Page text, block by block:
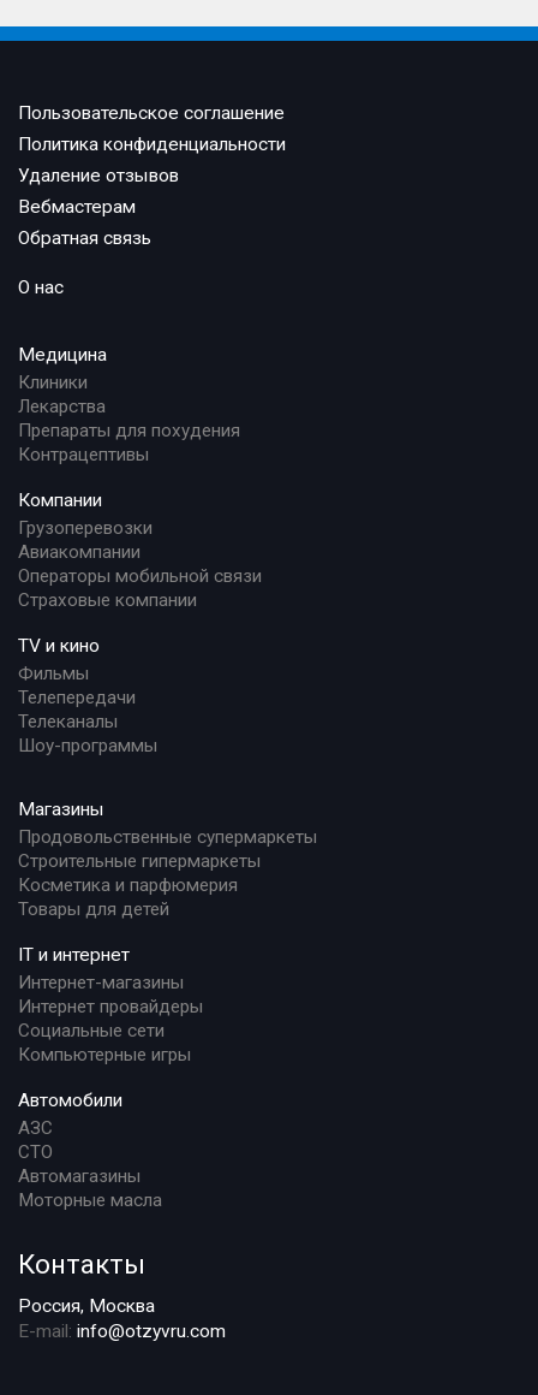
Пользовательское соглашение
Политика конфиденциальности
Удаление отзывов
Вебмастерам
Обратная связь
О нас
Медицина
Клиники
Лекарства
Препараты для похудения
Контрацептивы
Компании
Грузоперевозки
Авиакомпании
Операторы мобильной связи
Страховые компании
TV и кино
Фильмы
Телепередачи
Телеканалы
Шоу-программы
Магазины
Продовольственные супермаркеты
Строительные гипермаркеты
Косметика и парфюмерия
Товары для детей
IT и интернет
Интернет-магазины
Интернет провайдеры
Социальные сети
Компьютерные игры
Автомобили
АЗС
СТО
Автомагазины
Моторные масла
Контакты
Россия, Москва
E-mail: info@otzyvru.com